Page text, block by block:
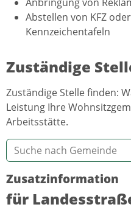
Abstellen von KFZ
Kennzeichentafeln
Zuständige
Zuständige Stelle finden:
Leistung Ihre
Arbeitsstätte.
Zusatzinformation
für